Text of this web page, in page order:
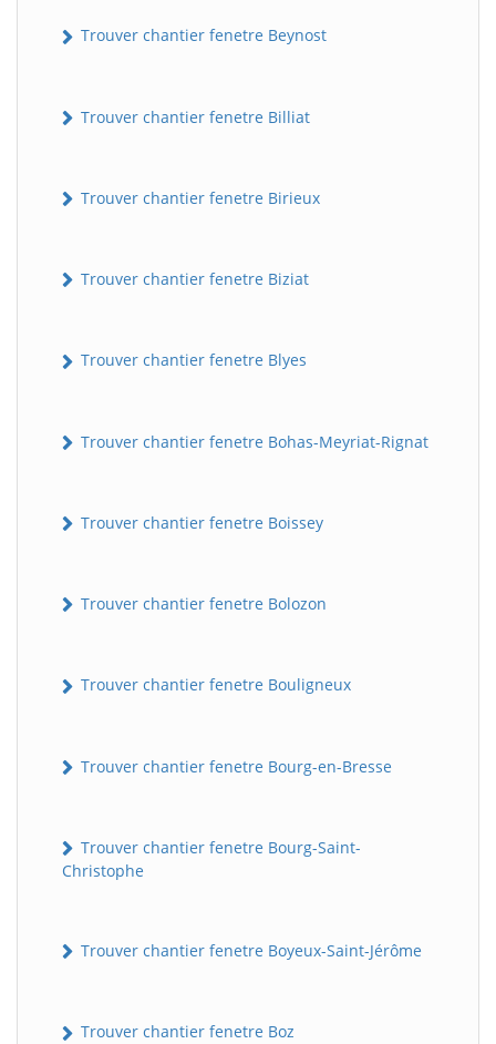
Trouver chantier fenetre Beynost
Trouver chantier fenetre Billiat
Trouver chantier fenetre Birieux
Trouver chantier fenetre Biziat
Trouver chantier fenetre Blyes
Trouver chantier fenetre Bohas-Meyriat-Rignat
Trouver chantier fenetre Boissey
Trouver chantier fenetre Bolozon
Trouver chantier fenetre Bouligneux
Trouver chantier fenetre Bourg-en-Bresse
Trouver chantier fenetre Bourg-Saint-
Christophe
Trouver chantier fenetre Boyeux-Saint-Jérôme
Trouver chantier fenetre Boz